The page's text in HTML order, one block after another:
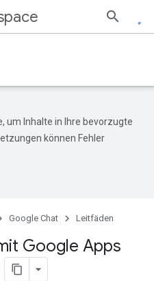
um Inhalte in Ihre bevorzugte
können Fehler
Google Chat Leitfäden
Google Apps